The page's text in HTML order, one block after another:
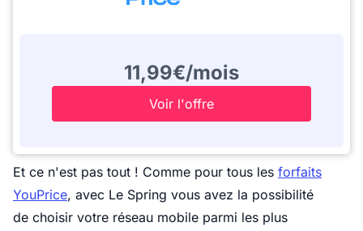
11,99€/mois
Voir l'offre
Et ce n'est pas tout ! Comme pour tous les forfaits
YouPrice, avec Le Spring vous avez la possibilité
de choisir votre réseau mobile parmi les plus